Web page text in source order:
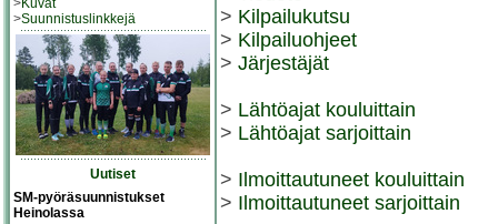
>Kuvat
>Suunnistuslinkkejä
Uutiset
SM-pyöräsuunnistukset
Heinolassa
> Kilpailukutsu
> Kilpailuohjeet
> Järjestäjät
> Lähtöajat kouluittain
> Lähtöajat sarjoittain
> Ilmoittautuneet kouluittain
> Ilmoittautuneet sarjoittain